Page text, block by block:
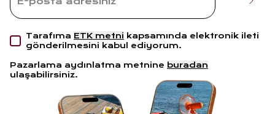
Tarafıma ETK metni kapsamında elektronik ileti
gönderilmesini kabul ediyorum.
Pazarlama aydınlatma metnine buradan
ulaşabilirsiniz.